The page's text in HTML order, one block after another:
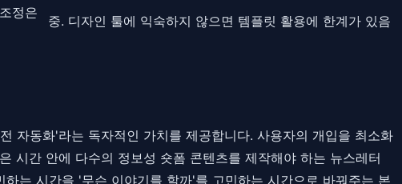
정은
중. 디자인 툴에 익숙하지 않으면 템플릿 활용에 한계가 있음
자동화'라는 독자적인 가치를 제공합니다. 사용자의 개입을 최소화
시간 안에 다수의 정보성 숏폼 콘텐츠를 제작해야 하는 뉴스레터
는 시간을 '무슨 이야기를 할까'를 고민하는 시간으로 바꿔주는 본